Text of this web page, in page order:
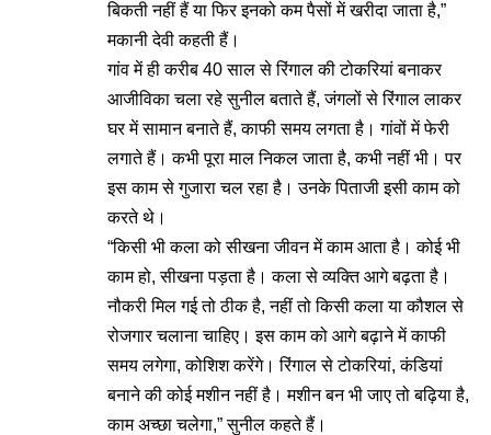
बिकती नहीं हैं या फिर इनको कम पैसों में खरीदा जाता है,”
मकानी देवी कहती हैं।
गांव में ही करीब 40 साल से रिंगाल की टोकरियां बनाकर
आजीविका चला रहे सुनील बताते हैं, जंगलों से रिंगाल लाकर
घर में सामान बनाते हैं, काफी समय लगता है। गांवों में फेरी
लगाते हैं। कभी पूरा माल निकल जाता है, कभी नहीं भी। पर
इस काम से गुजारा चल रहा है। उनके पिताजी इसी काम को
करते थे।
“किसी भी कला को सीखना जीवन में काम आता है। कोई भी
काम हो, सीखना पड़ता है। कला से व्यक्ति आगे बढ़ता है।
नौकरी मिल गई तो ठीक है, नहीं तो किसी कला या कौशल से
रोजगार चलाना चाहिए। इस काम को आगे बढ़ाने में काफी
समय लगेगा, कोशिश करेंगे। रिंगाल से टोकरियां, कंडियां
बनाने की कोई मशीन नहीं है। मशीन बन भी जाए तो बढ़िया है,
काम अच्छा चलेगा,” सुनील कहते हैं।